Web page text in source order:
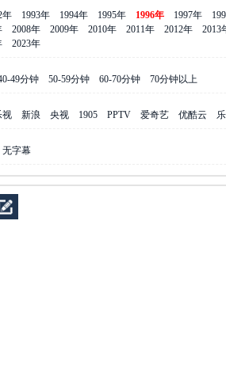
年 1993年 1994年 1995年 1996年 1997年
2008年 2009年 2010年 2011年 2012年 2013
2023年
49分钟 50-59分钟 60-70分钟 70分钟以上
视 新浪 央视 1905 PPTV 爱奇艺 优酷云
无字幕